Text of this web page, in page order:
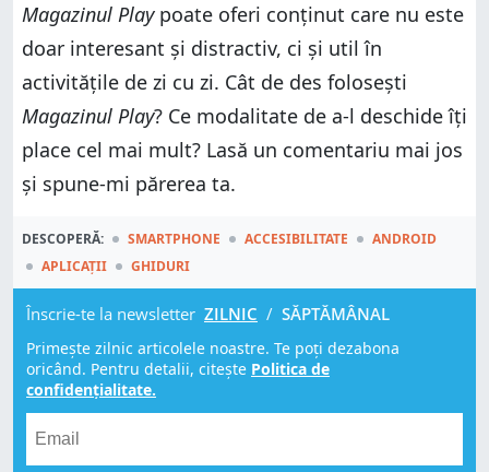
Magazinul Playpoate oferi conținut care nu este
doar interesant și distractiv, ci și util în
activitățile de zi cu zi. Cât de des folosești
Magazinul Play? Ce modalitate de a-l deschide îți
place cel mai mult? Lasă un comentariu mai jos
și spune-mi părerea ta.
DESCOPERĂ: SMARTPHONE ACCESIBILITATE
ANDROID
APLICAȚII
GHIDURI
Înscrie-te la newsletter ZILNIC / SĂPTĂMÂNAL
Primește zilnic articolele noastre. Te poți dezabona
oricând. Pentru detalii, citește Politica de
confidențialitate.